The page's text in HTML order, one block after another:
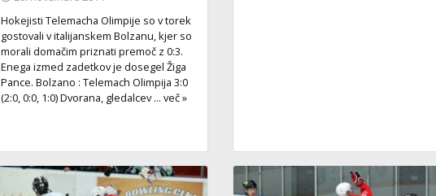
Hokejisti Telemacha Olimpije so v torek
gostovali v italijanskem Bolzanu, kjer so
morali domačim priznati premoč z 0:3.
Enega izmed zadetkov je dosegel Žiga
Pance. Bolzano : Telemach Olimpija 3:0
(2:0, 0:0, 1:0) Dvorana, gledalcev ... več »